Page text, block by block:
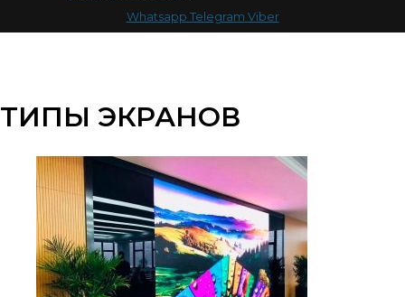
Whatsapp Telegram Viber
ТИПЫ ЭКРАНОВ